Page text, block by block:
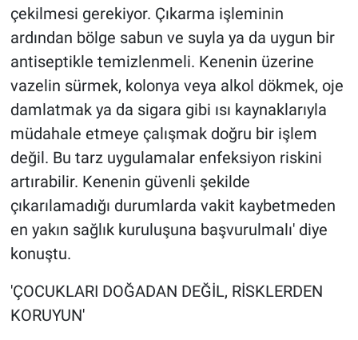
çekilmesi gerekiyor. Çıkarma işleminin
ardından bölge sabun ve suyla ya da uygun bir
antiseptikle temizlenmeli. Kenenin üzerine
vazelin sürmek, kolonya veya alkol dökmek, oje
damlatmak ya da sigara gibi ısı kaynaklarıyla
müdahale etmeye çalışmak doğru bir işlem
değil. Bu tarz uygulamalar enfeksiyon riskini
artırabilir. Kenenin güvenli şekilde
çıkarılamadığı durumlarda vakit kaybetmeden
en yakın sağlık kuruluşuna başvurulmalı' diye
konuştu.
'ÇOCUKLARI DOĞADAN DEĞİL, RİSKLERDEN
KORUYUN'